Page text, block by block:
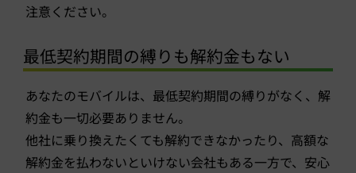
注意ください。
最低契約期間の縛りも解約金もない
あなたのモバイルは、最低契約期間の縛りがなく、解
約金も一切必要ありません。
他社に乗り換えたくても解約できなかったり、高額な
解約金を払わないといけない会社もある一方で、安心